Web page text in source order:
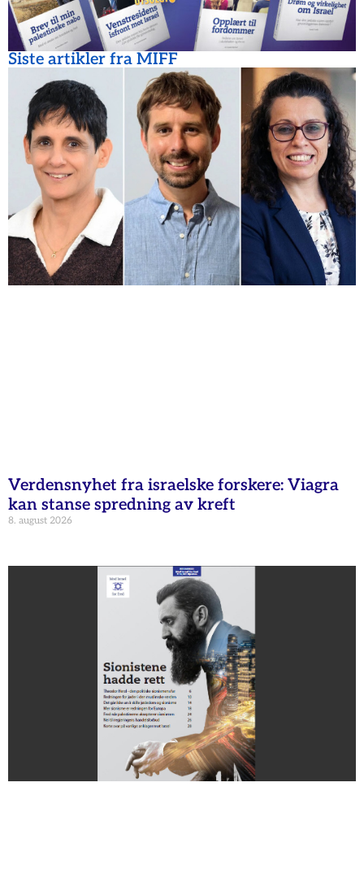
Siste artikler fra MIFF
Verdensnyhet fra israelske forskere: Viagra
kan stanse spredning av kreft
8. august 2026